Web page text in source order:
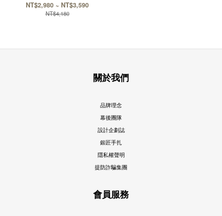
NT$2,980 ~ NT$3,590
NT$4,180
關於我們
品牌理念
幕後團隊
設計企劃誌
銀匠手扎
隱私權聲明
提防詐騙集團
會員服務